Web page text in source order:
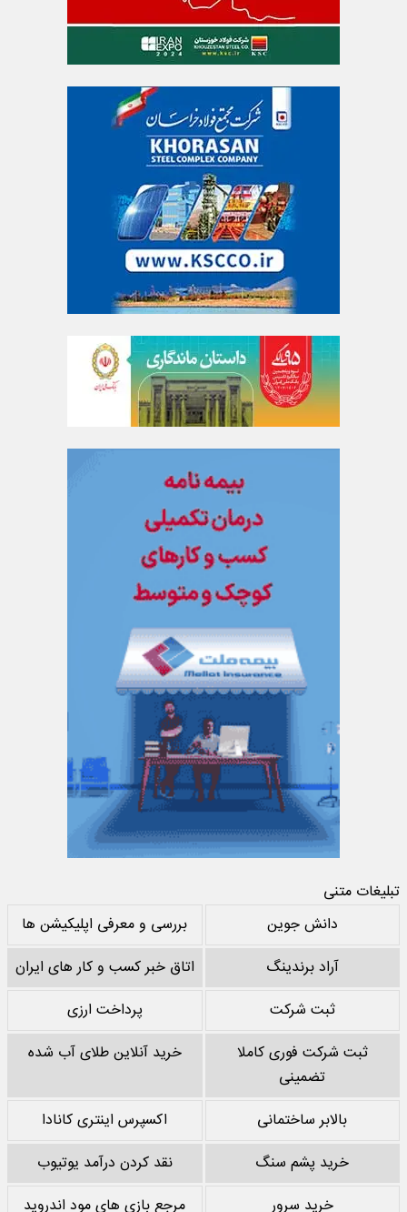
تبلیغات متنی
دانش جوین
بررسی و معرفی اپلیکیشن ها
آراد برندینگ
اتاق خبر کسب و کار های ایران
ثبت شرکت
پرداخت ارزی
ثبت شرکت فوری کاملا
تضمینی
خرید آنلاین طلای آب شده
بالابر ساختمانی
اکسپرس اینتری کانادا
خرید پشم سنگ
نقد کردن درآمد یوتیوب
خرید سرور
مرجع بازی های مود اندروید